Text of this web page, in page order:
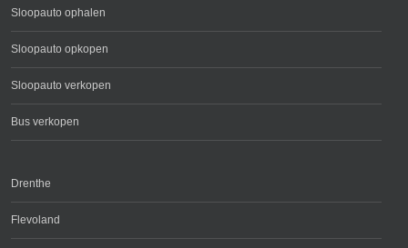
Sloopauto ophalen
Sloopauto opkopen
Sloopauto verkopen
Bus verkopen
Drenthe
Flevoland